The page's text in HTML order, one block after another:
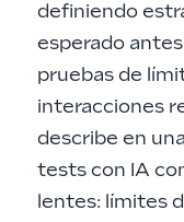
definiendo
esperado
pruebas de
interacciones
describe en
tests con IA
lentes: límites